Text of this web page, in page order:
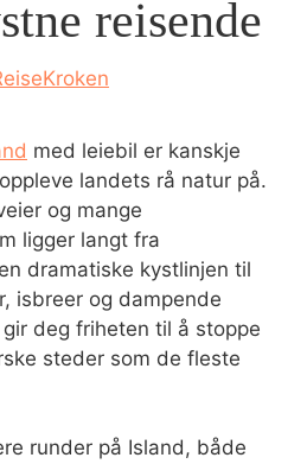
reisende
med leiebil er kanskje
landets rå natur på.
og mange
ligger langt fra
dramatiske kystlinjen til
isbreer og dampende
deg friheten til å stoppe
steder som de fleste
runder på Island, både